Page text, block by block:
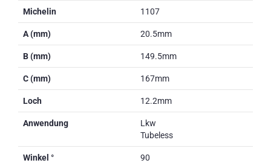
Michelin 1107
A (mm) 20.5mm
B (mm) 149.5mm
C (mm) 167mm
Loch 12.2mm
Anwendung
Lkw
Tubeless
Winkel ° 90